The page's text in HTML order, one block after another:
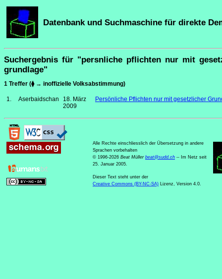
Datenbank und Suchmaschine für direkte
Suchergebnis für "persnliche pflichten nur mit
grundlage"
1 Treffer (⧫ → inoffizielle Volksabstimmung)
1. Aserbaidschan
18. März
2009
Persönliche Pflichten nur mit gesetzlicher
Alle Rechte einschliesslich der Übersetzung in andere
Sprachen vorbehalten
© 1996-2026 Beat Müller beat@sudd.ch -- Im Netz seit
25. Januar 2005.
Dieser Text steht unter der
Creative Commons (BY-NC-SA) Lizenz, Version 4.0.